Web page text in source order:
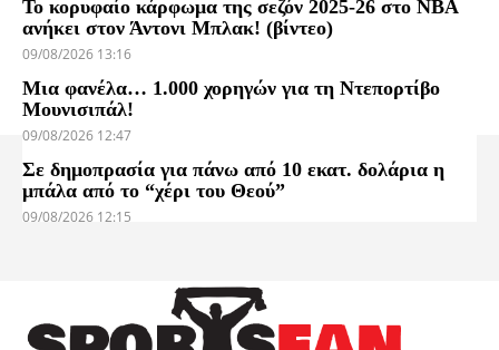
Το κορυφαίο κάρφωμα της σεζόν 2025-26 στο NBA
ανήκει στον Άντονι Μπλακ! (βίντεο)
09/08/2026 13:16
Μια φανέλα… 1.000 χορηγών για τη Ντεπορτίβο
Μουνισιπάλ!
09/08/2026 12:47
Σε δημοπρασία για πάνω από 10 εκατ. δολάρια η
μπάλα από το “χέρι του Θεού”
09/08/2026 12:15